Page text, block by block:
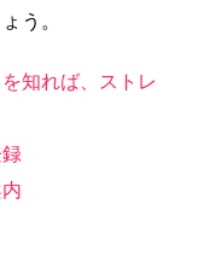
う。
知れば、ストレ